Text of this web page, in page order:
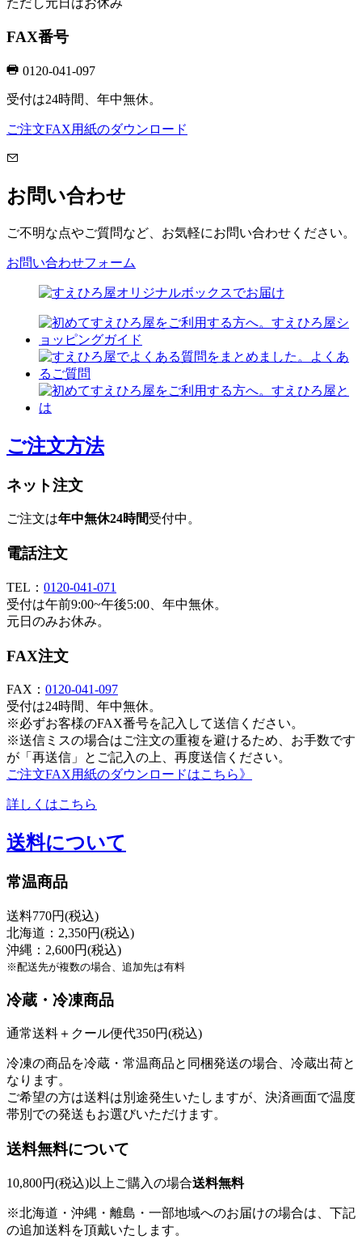
FAX番号
0120-041-097
受付は24時間、年中無休。
ご注文FAX用紙のダウンロード
お問い合わせ
ご不明な点やご質問など、お気軽にお問い合わせください。
お問い合わせフォーム
ご注文方法
ネット注文
ご注文は年中無休24時間受付中。
電話注文
TEL： 0120-041-071
受付は午前9:00~午後5:00、年中無休。
元日のみお休み。
FAX注文
FAX： 0120-041-097
受付は24時間、年中無休。
※必ずお客様のFAX番号を記入して送信ください。
※送信ミスの場合はご注文の重複を避けるため、お手数です
が「再送信」とご記入の上、再度送信ください。
ご注文FAX用紙のダウンロードはこちら》
詳しくはこちら
送料について
常温商品
送料770円(税込)
北海道：2,350円(税込)
沖縄：2,600円(税込)
※配送先が複数の場合、追加先は有料
冷蔵・冷凍商品
通常送料＋クール便代350円(税込)
冷凍の商品を冷蔵・常温商品と同梱発送の場合、冷蔵出荷と
なります。
ご希望の方は送料は別途発生いたしますが、決済画面で温度
帯別での発送もお選びいただけます。
送料無料について
10,800円(税込)以上ご購入の場合送料無料
※北海道・沖縄・離島・一部地域へのお届けの場合は、下記
の追加送料を頂戴いたします。